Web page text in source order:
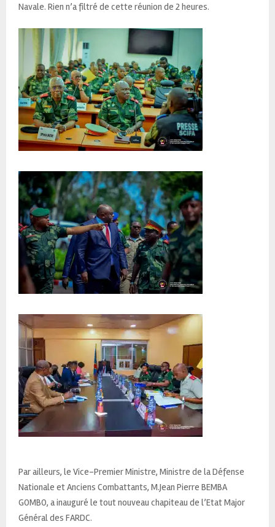
Navale. Rien n’a filtré de cette réunion de 2 heures.
Par ailleurs, le Vice-Premier Ministre, Ministre de la Défense
Nationale et Anciens Combattants, M.Jean Pierre BEMBA
GOMBO, a inauguré le tout nouveau chapiteau de l’Etat Major
Général des FARDC.